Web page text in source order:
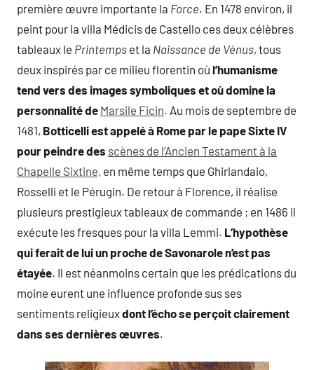
première œuvre importante la Force. En 1478 environ, il
peint pour la villa Médicis de Castello ces deux célèbres
tableaux le Printemps et la Naissance de Vénus, tous
deux inspirés par ce milieu florentin où l’humanisme
tend vers des images symboliques et où domine la
personnalité de Marsile Ficin. Au mois de septembre de
1481, Botticelli est appelé à Rome par le pape Sixte IV
pour peindre des scènes de l’Ancien Testament à la
Chapelle Sixtine, en même temps que Ghirlandaio,
Rosselli et le Pérugin. De retour à Florence, il réalise
plusieurs prestigieux tableaux de commande ; en 1486 il
exécute les fresques pour la villa Lemmi. L’hypothèse
qui ferait de lui un proche deSavonarolen’est pas
étayée. Il est néanmoins certain que les prédications du
moine eurent une influence profonde sus ses
sentiments religieuxdont l’écho se perçoit clairement
dans ses dernières œuvres.